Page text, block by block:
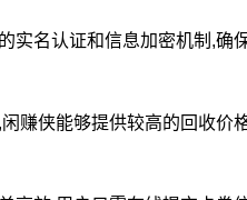
实名认证和信息加密机制,
赚侠能够提供较高的回收